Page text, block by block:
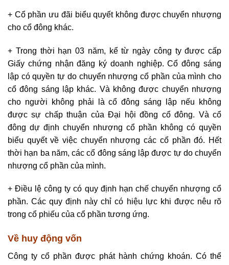
+ Cổ phần ưu đãi biểu quyết không được chuyển nhượng
cho cổ đông khác.
+ Trong thời hạn 03 năm, kể từ ngày công ty được cấp
Giấy chứng nhận đăng ký doanh nghiệp. Cổ đông sáng
lập có quyền tự do chuyển nhượng cổ phần của mình cho
cổ đông sáng lập khác. Và không được chuyển nhượng
cho người không phải là cổ đông sáng lập nếu không
được sự chấp thuận của Đại hội đồng cổ đông. Và cổ
đông dự định chuyển nhượng cổ phần không có quyền
biểu quyết về việc chuyển nhượng các cổ phần đó. Hết
thời hạn ba năm, các cổ đông sáng lập được tự do chuyển
nhượng cổ phần của mình.
+ Điều lệ công ty có quy định hạn chế chuyển nhượng cổ
phần. Các quy định này chỉ có hiệu lực khi được nêu rõ
trong cổ phiếu của cổ phần tương ứng.
Về huy động vốn
Công ty cổ phần được phát hành chứng khoán. Có thể